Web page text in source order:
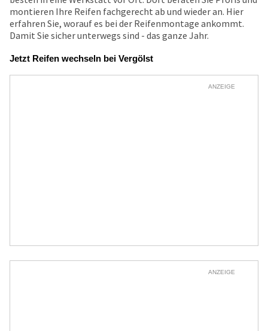
montieren Ihre Reifen fachgerecht ab und wieder an. Hier
erfahren Sie, worauf es bei der Reifenmontage ankommt.
Damit Sie sicher unterwegs sind - das ganze Jahr.
Jetzt Reifen wechseln bei Vergölst
ANZEIGE
ANZEIGE